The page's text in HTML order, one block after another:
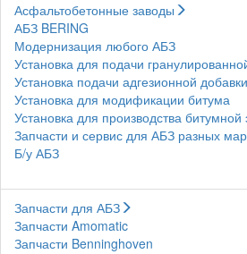
Асфальтобетонные заводы
АБЗ BERING
Модернизация любого АБЗ
Установка для подачи
Установка подачи адгезионной
Установка для модификации битума
Установка для производства битумной
Запчасти и сервис для АБЗ разных
Б/у АБЗ
Запчасти для АБЗ
Запчасти Amomatic
Запчасти Benninghoven